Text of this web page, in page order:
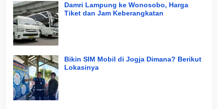
Damri Lampung ke Wonosobo, Harga
Tiket dan Jam Keberangkatan
Bikin SIM Mobil di Jogja Dimana? Berikut
Lokasinya